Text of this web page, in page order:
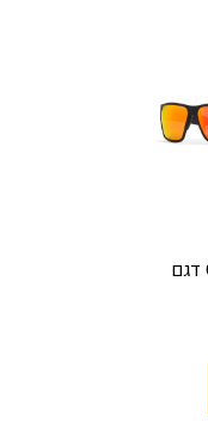
משקפי שמש Gatorz דגם